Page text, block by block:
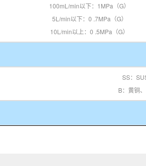
100mL/min以下：1MPa（G）
5L/min以下：0 .7MPa（G）
10L/min以上：0 .5MPa（G）
SS：
B：黄铜